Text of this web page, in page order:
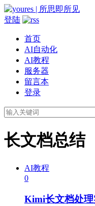
登陆
首页
AI自动化
AI教程
服务器
留言本
登录
长文档总结
AI教程
0
Kimi长文档处